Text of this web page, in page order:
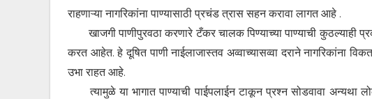
राहणाऱ्या नागरिकांना पाण्यासाठी प्रचंड त्रास सहन करावा लागत आहे .
खाजगी पाणीपुरवठा करणारे टँकर चालक पिण्याच्या पाण्याची कुठल्याही
करत आहेत. हे दूषित पाणी नाईलाजास्तव अव्वाच्यासव्वा दराने नागरिकांना
उभा राहत आहे.
त्यामुळे या भागात पाण्याची पाईपलाईन टाकून प्रश्न सोडवावा अन्यथा